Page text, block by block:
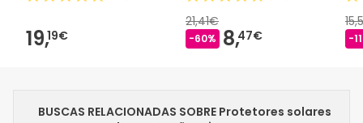
19,19€
21,41€
-60% 8,47€ -
BUSCAS RELACIONADAS SOBRE Protetores solares